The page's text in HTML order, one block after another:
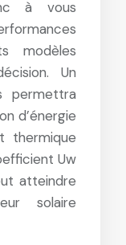
à vous
modèles
Un
permettra
d’énergie
thermique
Uw
atteindre
solaire